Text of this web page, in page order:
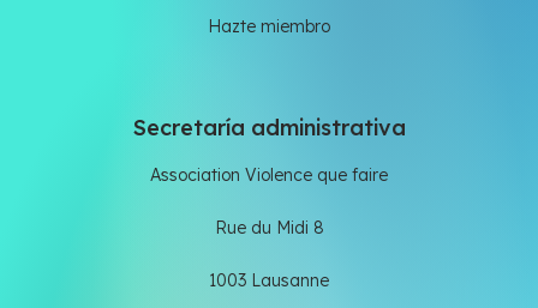
Hazte miembro
Secretaría administrativa
Association Violence que faire
Rue du Midi 8
1003 Lausanne